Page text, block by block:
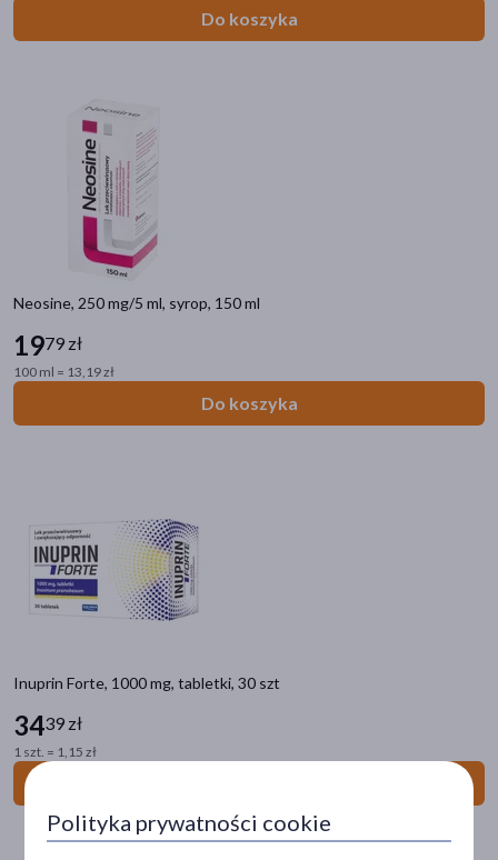
Do koszyka
Neosine, 250 mg/5 ml, syrop, 150 ml
1979 zł
100 ml = 13,19 zł
Do koszyka
Inuprin Forte, 1000 mg, tabletki, 30 szt
3439 zł
1 szt. = 1,15 zł
Dostępny(18)
Dostawa
Wysyłka
Odbiór w aptece
zł –
Hexatiab(1)
Inuprin (1)
Neosine(5)
Wiek
Polityka prywatności cookie